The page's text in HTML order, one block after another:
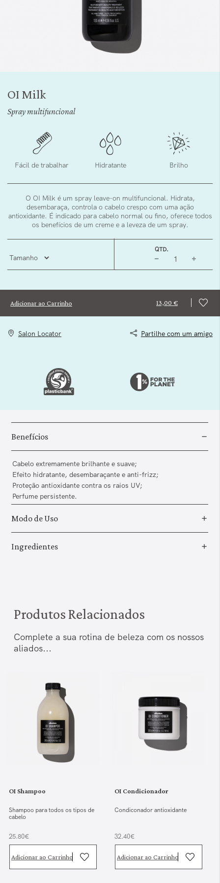
início
OI Milk
Spray multifuncional
Fácil de trabalhar Hidratante Brilho
O OI Milk é um spray leave-on multifuncional. Hidrata,
desembaraça, controla o cabelo crespo com uma ação
antioxidante. É indicado para cabelo normal ou fino, oferece todos
os benefícios de um creme e a leveza de um spray.
QTD.
Adicionar ao Carrinho 13,00 €
Salon Locator Partilhe com um amigo
Benefícios
Cabelo extremamente brilhante e suave;
Efeito hidratante, desembaraçante e anti-frizz;
Proteção antioxidante contra os raios UV;
Perfume persistente.
Modo de Uso
Ingredientes
Produtos Relacionados
Complete a sua rotina de beleza com os nossos
aliados...
OI Shampoo
Shampoo para todos os tipos de
cabelo
25.80€
Adicionar ao Carrinho
OI Condicionador
Condiconador antioxidante
32.40€
Adicionar ao Carrinho